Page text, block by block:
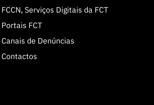
FCCN, Serviços Digitais da FCT
Portais FCT
Canais de Denúncias
Contactos